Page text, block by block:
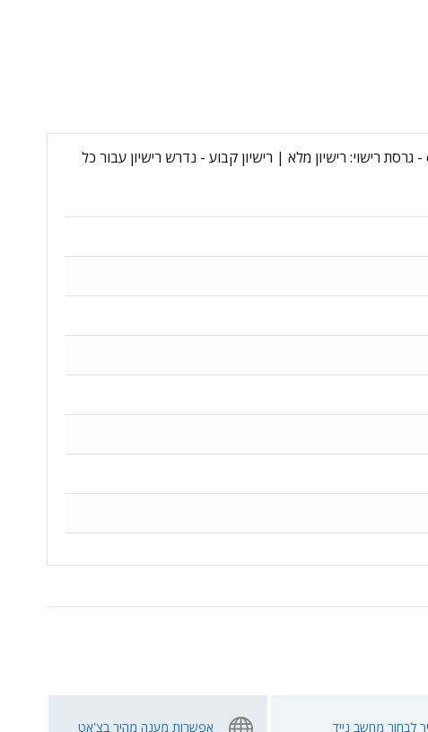
שם מוצר: Windows Server 2025 External Connector - מקט יצרן: DG7GMGF0XCZ4:0001-C - סוג רישיון: commercial - גרסת רישוי: רישיון מלא | רישיון קבוע - נדרש רישיון עבור כל
לבחור מחשב נייד אפשרות מענה מהיר בצ'אט